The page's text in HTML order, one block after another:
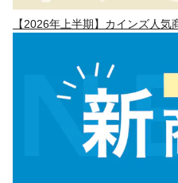
【2026年上半期】カインズ人気